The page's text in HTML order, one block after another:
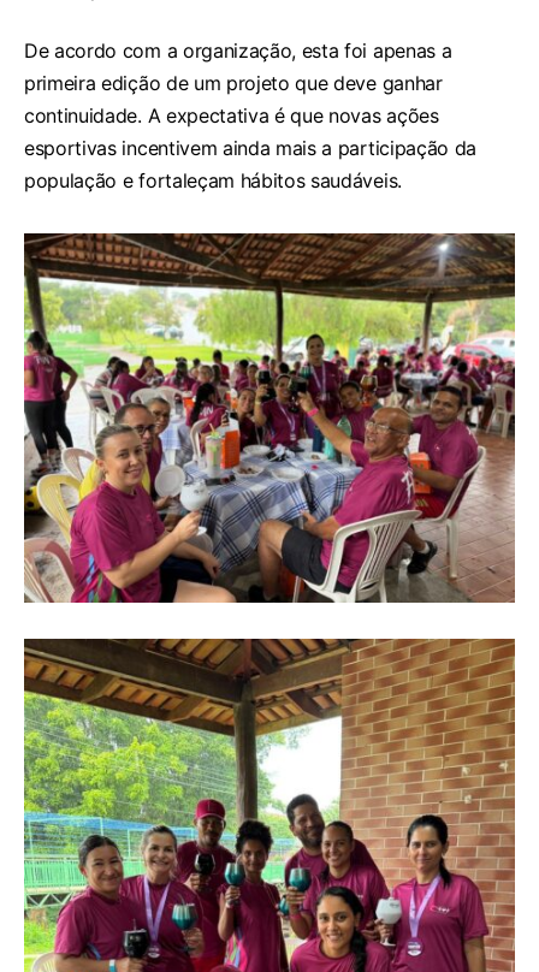
De acordo com a organização, esta foi apenas a
primeira edição de um projeto que deve ganhar
continuidade. A expectativa é que novas ações
esportivas incentivem ainda mais a participação da
população e fortaleçam hábitos saudáveis.